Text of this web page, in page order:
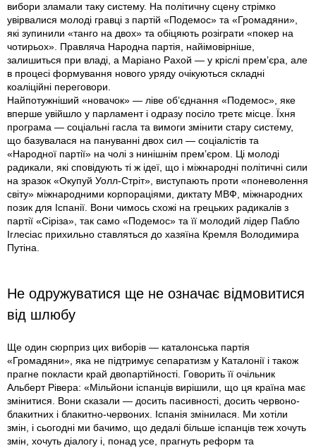
вибори зламали таку систему. На політичну сцену стрімко
увірвалися молоді гравці з партій «Подемос» та «Громадяни»,
які зупинили «танго на двох» та обіцяють розіграти «покер на
чотирьох». Правляча Народна партія, найімовірніше,
залишиться при владі, а Маріано Рахой — у кріслі прем’єра, але
в процесі формування нового уряду очікуються складні
коаліційні переговори.
Найпотужніший «новачок» — ліве об’єднання «Подемос», яке
вперше увійшло у парламент і одразу посіло третє місце. Їхня
програма — соціальні гасла та вимоги змінити стару систему,
що базувалася на пануванні двох сил — соціалістів та
«Народної партії» на чолі з нинішнім прем’єром. Ці молоді
радикали, які сповідують ті ж ідеї, що і міжнародні політичні сили
на зразок «Окупуй Уолл-Стріт», виступають проти «поневолення
світу» міжнародними корпораціями, диктату МВФ, міжнародних
позик для Іспанії. Вони чимось схожі на грецьких радикалів з
партії «Сіріза», так само «Подемос» та її молодий лідер Пабло
Іглесіас прихильно ставляться до хазяїна Кремля Володимира
Путіна.
Не одружуватися ще не означає відмовитися
від шлюбу
Ще один сюрприз цих виборів — каталонська партія
«Громадяни», яка не підтримує сепаратизм у Каталонії і також
прагне покласти край двопартійності. Говорить її очільник
Альберт Рівера: «Мільйони іспанців вирішили, що ця країна має
змінитися. Вони сказали — досить пасивності, досить червоно-
блакитних і блакитно-червоних. Іспанія змінилася. Ми хотіли
змін, і сьогодні ми бачимо, що дедалі більше іспанців теж хочуть
змін, хочуть діалогу і, понад усе, прагнуть реформ та